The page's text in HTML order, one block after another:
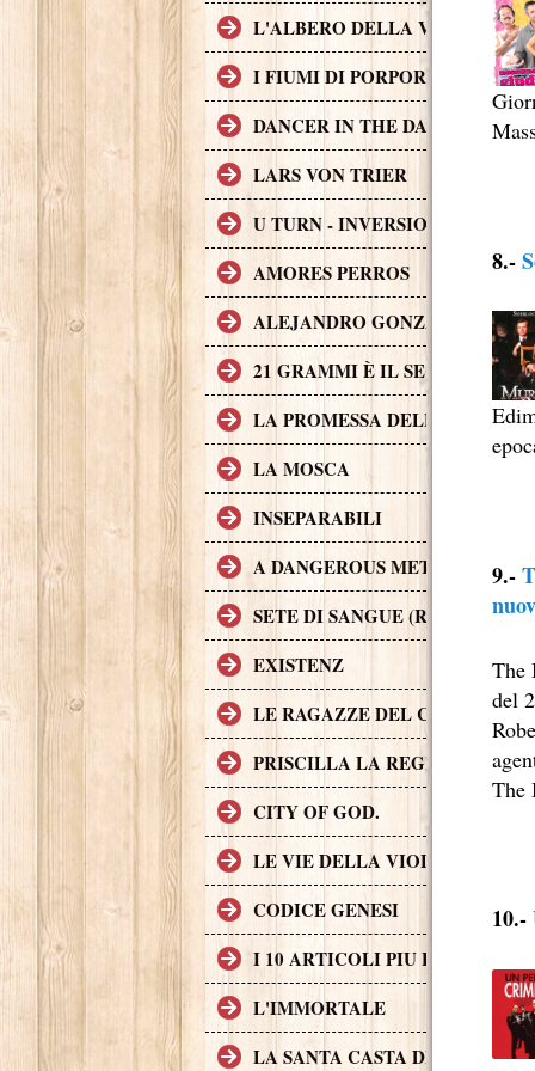
L'ALBERO DELLA VITA
I FIUMI DI PORPORA
DANCER IN THE DARK
LARS VON TRIER
U TURN - INVERSIONE DI
AMORES PERROS
ALEJANDRO GONZÁLEZ
21 GRAMMI È IL SECONDO
LA PROMESSA
LA MOSCA
INSEPARABILI
A DANGEROUS METHOD
SETE DI SANGUE (RABID)
EXISTENZ
LE RAGAZZE DEL COYOTE
PRISCILLA LA REGINA DEL
CITY OF GOD.
LE VIE DELLA VIOLENZA
CODICE GENESI
I 10 ARTICOLI PIU LETTI SUL
L'IMMORTALE
LA SANTA CASTA DELLA
8.-
9.-
The
del
The
10.-